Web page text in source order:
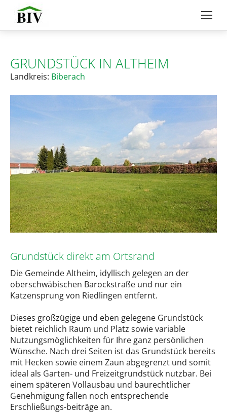
GRUNDSTÜCK IN ALTHEIM
Landkreis: Biberach
Grundstück direkt am Ortsrand
Die Gemeinde Altheim, idyllisch gelegen an der
oberschwäbischen Barockstraße und nur ein
Katzensprung von Riedlingen entfernt.
Dieses großzügige und eben gelegene Grundstück
bietet reichlich Raum und Platz sowie variable
Nutzungsmöglichkeiten für Ihre ganz persönlichen
Wünsche. Nach drei Seiten ist das Grundstück bereits
mit Hecken sowie einem Zaun abgegrenzt und somit
ideal als Garten- und Freizeitgrundstück nutzbar. Bei
einem späteren Vollausbau und baurechtlicher
Genehmigung fallen noch entsprechende
Erschließungs-beiträge an.